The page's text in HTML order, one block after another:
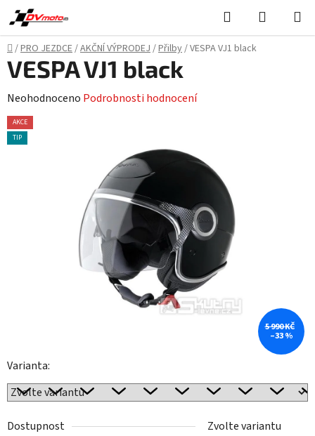
Přejít
na
obsah
Hledat
KOŠÍK
Domů
/PRO JEZDCE/AKČNÍ VÝPRODEJ/Přilby/VESPA VJ1 black
Varianta:
Dostupnost Zvolte variantu
VESPA VJ1 black
Průměrné
hodnocení
produktu
Neohodnoceno Podrobnosti hodnocení
AKCE
TIP
5 990 KČ
–33 %